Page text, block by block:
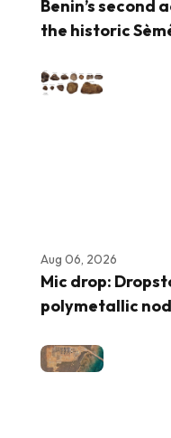
Benin’s second
the historic
Aug 06, 2026
Mic drop:
polymetallic